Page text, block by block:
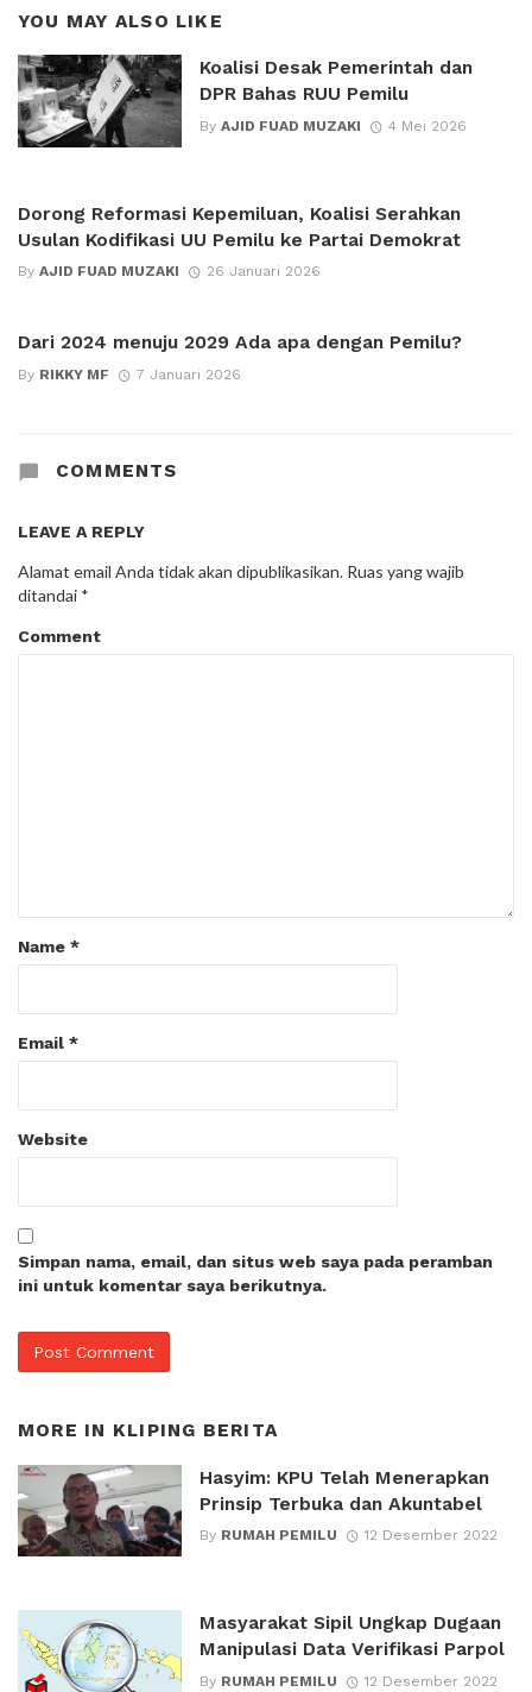
YOU MAY ALSO LIKE
Koalisi Desak Pemerintah dan
DPR Bahas RUU Pemilu
By AJID FUAD MUZAKI 4 Mei 2026
Dorong Reformasi Kepemiluan, Koalisi Serahkan
Usulan Kodifikasi UU Pemilu ke Partai Demokrat
By AJID FUAD MUZAKI 26 Januari 2026
Dari 2024 menuju 2029 Ada apa dengan Pemilu?
By RIKKY MF 7 Januari 2026
COMMENTS
LEAVE A REPLY
Alamat email Anda tidak akan dipublikasikan. Ruas yang wajib
ditandai *
Comment
Name *
Email *
Website
Simpan nama, email, dan situs web saya pada peramban
ini untuk komentar saya berikutnya.
MORE IN KLIPING BERITA
Hasyim: KPU Telah Menerapkan
Prinsip Terbuka dan Akuntabel
By RUMAH PEMILU 12 Desember 2022
Masyarakat Sipil Ungkap Dugaan
Manipulasi Data Verifikasi Parpol
By RUMAH PEMILU 12 Desember 2022